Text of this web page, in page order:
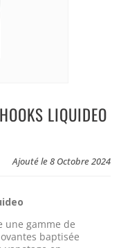
LIQUIDEO
Ajouté le 8 Octobre 2024
une gamme de
baptisée